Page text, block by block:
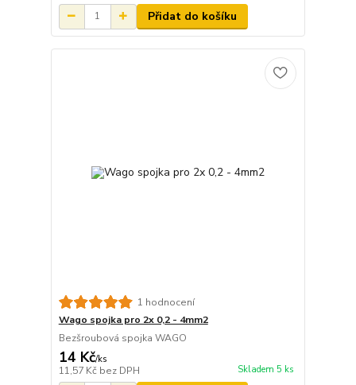
Přidat do košíku
1 hodnocení
Wago spojka pro 2x 0,2 - 4mm2
Bezšroubová spojka WAGO
14 Kč/ks
11,57 Kč bez DPH Skladem 5 ks